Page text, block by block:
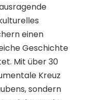
einen
Geschichte
Mit über 30
Kreuz
sondern